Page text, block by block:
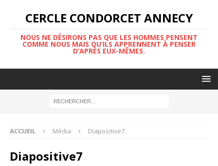
CERCLE CONDORCET ANNECY
NOUS NE DÉSIRONS PAS QUE LES HOMMES PENSENT
COMME NOUS MAIS QU’ILS APPRENNENT À PENSER
D’APRÈS EUX-MÊMES.
ACCUEIL Média Diapositive7
Diapositive7